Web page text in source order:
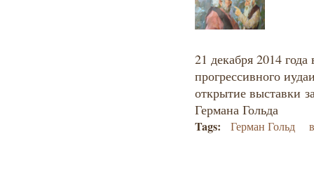
21 декабря 2014
прогрессивного
открытие выставки
Германа Гольда
Tags: Герман Гольд